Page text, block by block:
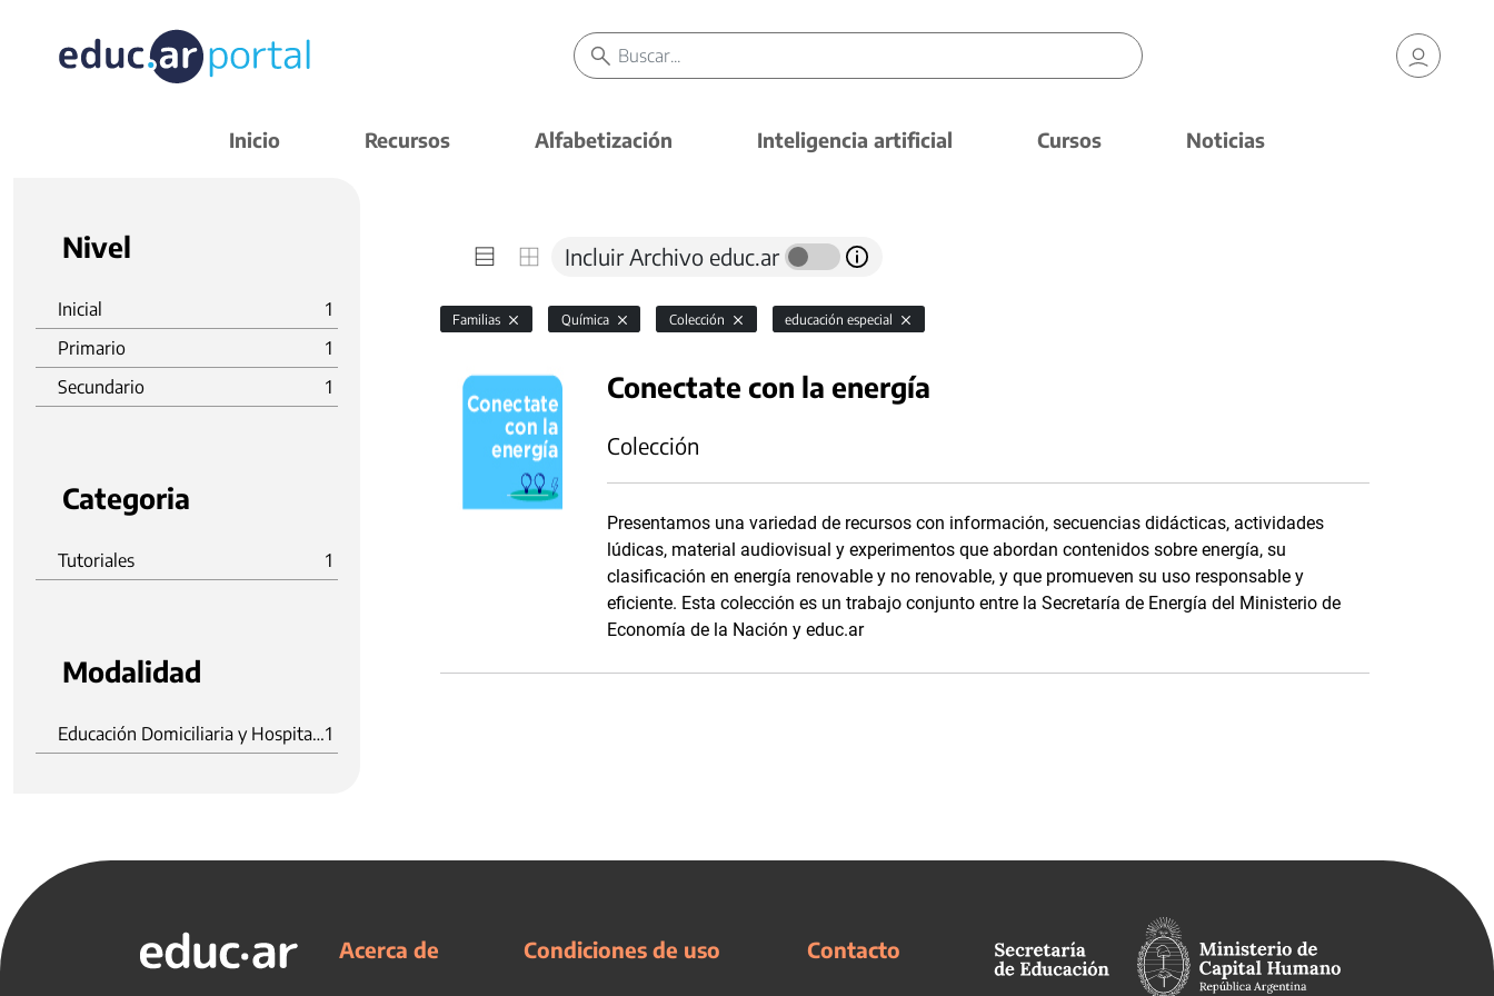
Inicio Recursos Alfabetización Inteligencia artificial Cursos Noticias
Nivel
Inicial
1
Primario
1
Secundario
1
Categoria
Tutoriales 1
Modalidad
Educación Domiciliaria y Hospitalaria1
Incluir Archivo educ.ar
Familias Química Colección educación especial
Conectate con la energía
Colección
Presentamos una variedad de recursos con información, secuencias didácticas, actividades
lúdicas, material audiovisual y experimentos que abordan contenidos sobre energía, su
clasificación en energía renovable y no renovable, y que promueven su uso responsable y
eficiente. Esta colección es un trabajo conjunto entre la Secretaría de Energía del Ministerio de
Economía de la Nación y educ.ar
Acerca de Condiciones de uso Contacto